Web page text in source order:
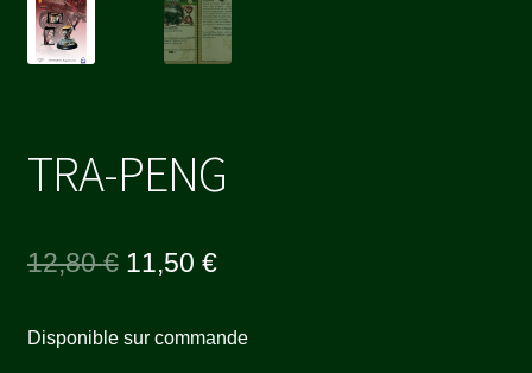
TRA-PENG
12,80€ Le
initial
11,50 €Le
actuel
Disponible sur commande